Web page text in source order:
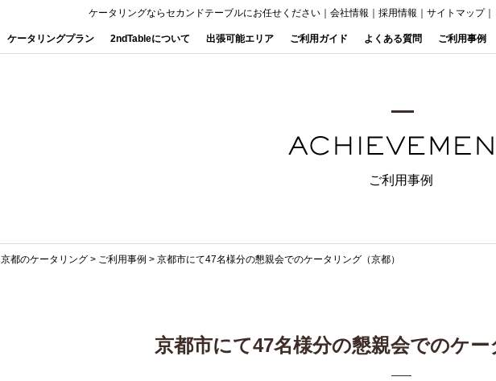
ケータリングならセカンドテーブルにお任せください 会社情報 採用情報 サイトマップ｜
ケータリングプラン 2ndTableについて 出張可能エリア ご利用ガイド よくある質問 ご利用事例
ご利用事例
京都のケータリング > ご利用事例 > 京都市にて47名様分の懇親会でのケータリング（京都）
京都市にて47名様分の懇親会でのケー